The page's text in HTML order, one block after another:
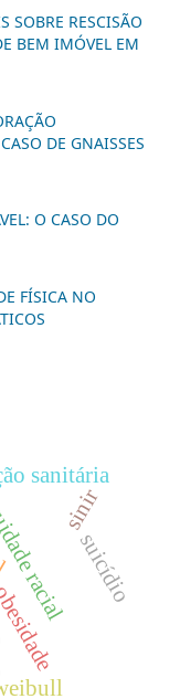
SOBRE RESCISÃO
BEM IMÓVEL EM
DE GNAISSES
O CASO DO
FÍSICA NO
sanitária
sinir
suicídio